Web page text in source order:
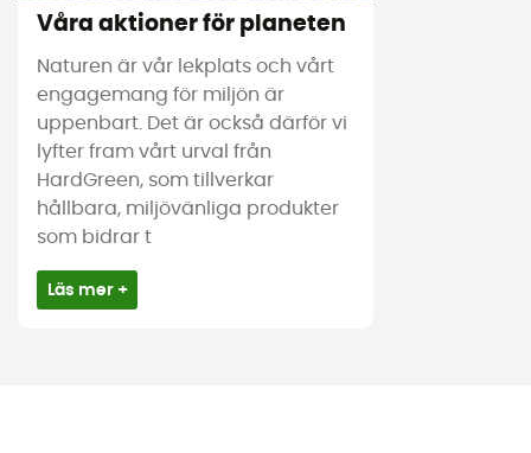
Våra aktioner för planeten
Naturen är vår lekplats och vårt
engagemang för miljön är
uppenbart. Det är också därför vi
lyfter fram vårt urval från
HardGreen, som tillverkar
hållbara, miljövänliga produkter
som bidrar t
Läs mer +